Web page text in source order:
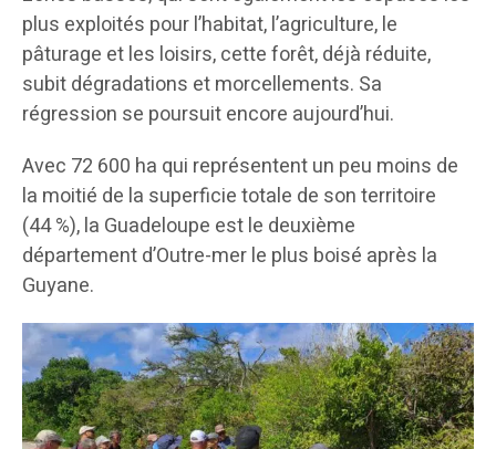
plus exploités pour l’habitat, l’agriculture, le
pâturage et les loisirs, cette forêt, déjà réduite,
subit dégradations et morcellements. Sa
régression se poursuit encore aujourd’hui.
Avec 72 600 ha qui représentent un peu moins de
la moitié de la superficie totale de son territoire
(44 %), la Guadeloupe est le deuxième
département d’Outre-mer le plus boisé après la
Guyane.